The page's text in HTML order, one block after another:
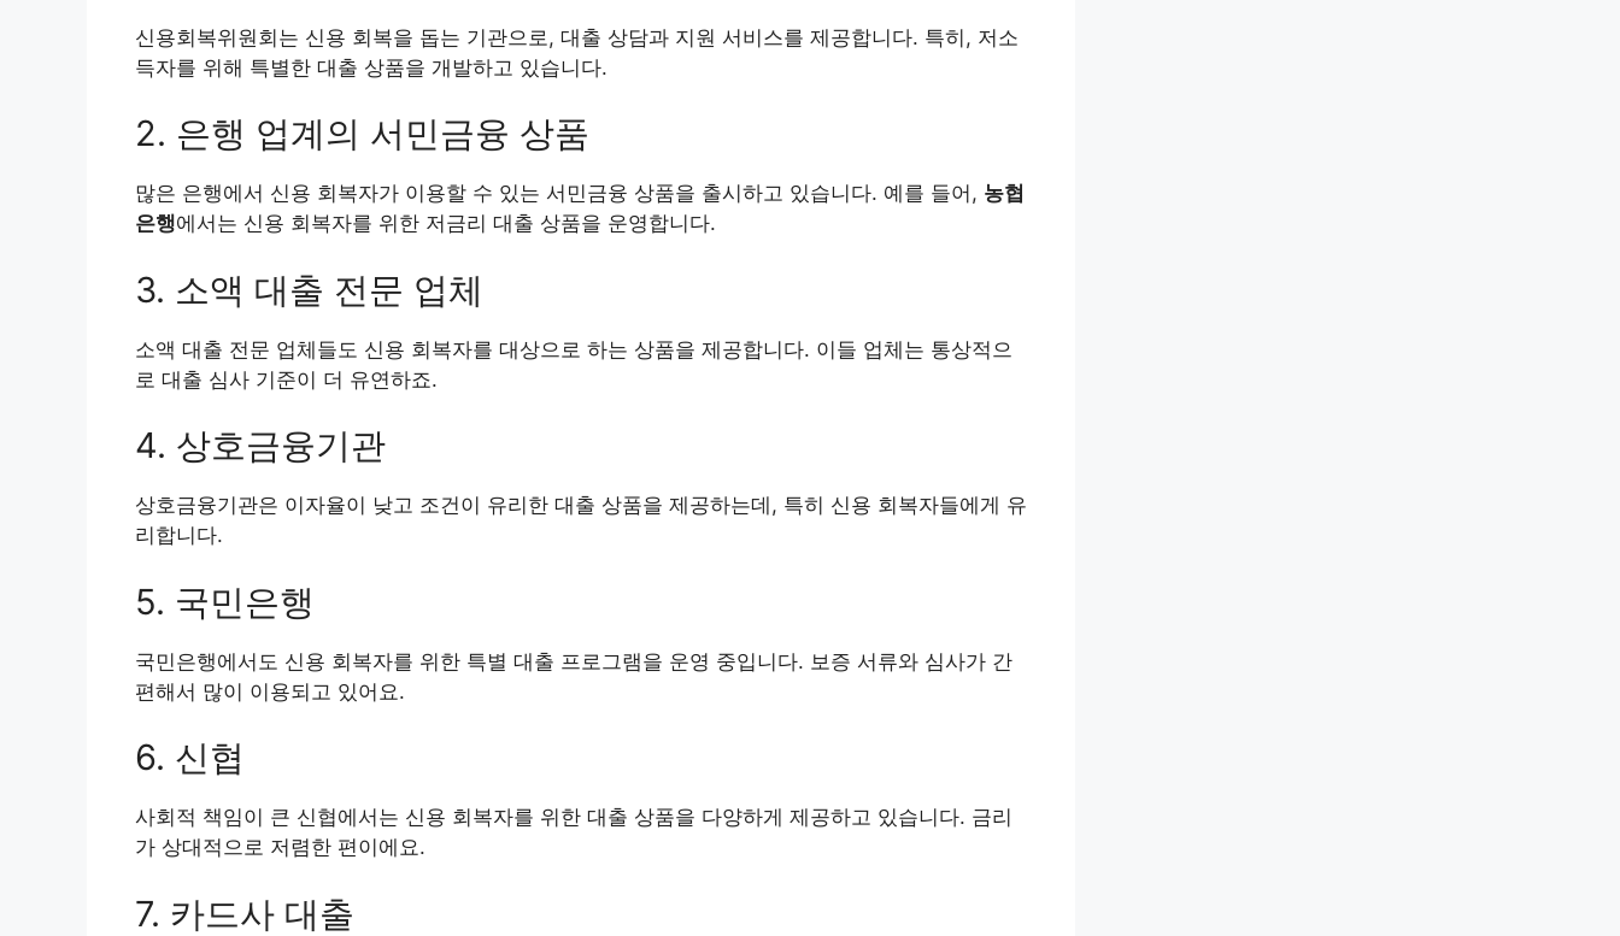
신용회복위원회는 신용 회복을 돕는 기관으로, 대출 상담과 지원 서비스를 제공합니다. 특히, 저소
득자를 위해 특별한 대출 상품을 개발하고 있습니다.
2. 은행 업계의 서민금융 상품
많은 은행에서 신용 회복자가 이용할 수 있는 서민금융 상품을 출시하고 있습니다. 예를 들어, 농협
은행에서는 신용 회복자를 위한 저금리 대출 상품을 운영합니다.
3. 소액 대출 전문 업체
소액 대출 전문 업체들도 신용 회복자를 대상으로 하는 상품을 제공합니다. 이들 업체는 통상적으
로 대출 심사 기준이 더 유연하죠.
4. 상호금융기관
상호금융기관은 이자율이 낮고 조건이 유리한 대출 상품을 제공하는데, 특히 신용 회복자들에게 유
리합니다.
5. 국민은행
국민은행에서도 신용 회복자를 위한 특별 대출 프로그램을 운영 중입니다. 보증 서류와 심사가 간
편해서 많이 이용되고 있어요.
6. 신협
사회적 책임이 큰 신협에서는 신용 회복자를 위한 대출 상품을 다양하게 제공하고 있습니다. 금리
가 상대적으로 저렴한 편이에요.
7. 카드사 대출